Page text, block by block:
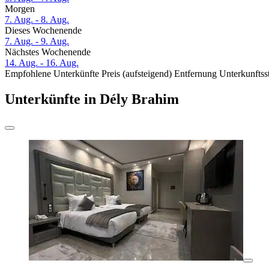
Morgen
7. Aug. - 8. Aug.
Dieses Wochenende
7. Aug. - 9. Aug.
Nächstes Wochenende
14. Aug. - 16. Aug.
Empfohlene Unterkünfte Preis (aufsteigend) Entfernung
Unterkünfte in Dély Brahim